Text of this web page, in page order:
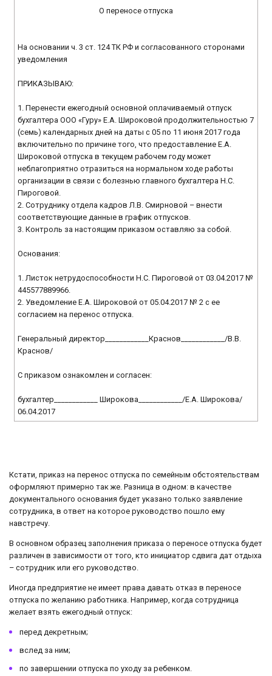
О переносе отпуска
На основании ч. 3 ст. 124 ТК РФ и согласованного сторонами
уведомления
ПРИКАЗЫВАЮ:
1. Перенести ежегодный основной оплачиваемый отпуск
бухгалтера ООО «Гуру» Е.А. Широковой продолжительностью 7
(семь) календарных дней на даты с 05 по 11 июня 2017 года
включительно по причине того, что предоставление Е.А.
Широковой отпуска в текущем рабочем году может
неблагоприятно отразиться на нормальном ходе работы
организации в связи с болезнью главного бухгалтера Н.С.
Пироговой.
2. Сотруднику отдела кадров Л.В. Смирновой – внести
соответствующие данные в график отпусков.
3. Контроль за настоящим приказом оставляю за собой.
Основания:
1. Листок нетрудоспособности Н.С. Пироговой от 03.04.2017 №
445577889966.
2. Уведомление Е.А. Широковой от 05.04.2017 № 2 с ее
согласием на перенос отпуска.
Генеральный директор____________Краснов____________/В.В.
Краснов/
С приказом ознакомлен и согласен:
бухгалтер____________ Широкова____________/Е.А. Широкова/
06.04.2017
Кстати, приказ на перенос отпуска по семейным обстоятельствам
оформляют примерно так же. Разница в одном: в качестве
документального основания будет указано только заявление
сотрудника, в ответ на которое руководство пошло ему
навстречу.
В основном образец заполнения приказа о переносе отпуска будет
различен в зависимости от того, кто инициатор сдвига дат отдыха
– сотрудник или его руководство.
Иногда предприятие не имеет права давать отказ в переносе
отпуска по желанию работника. Например, когда сотрудница
желает взять ежегодный отпуск:
перед декретным;
вслед за ним;
по завершении отпуска по уходу за ребенком.